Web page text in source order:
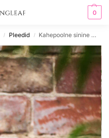
0
/ Pleedid / Kahepoolne sinine meriinovillast pleed, 140 x 200 cm